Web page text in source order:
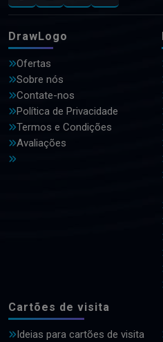
DrawLogo
Ofertas
Sobre nós
Contate-nos
Política de Privacidade
Termos e Condições
Avaliações
Cartões de visita
Ideias para cartões de visita